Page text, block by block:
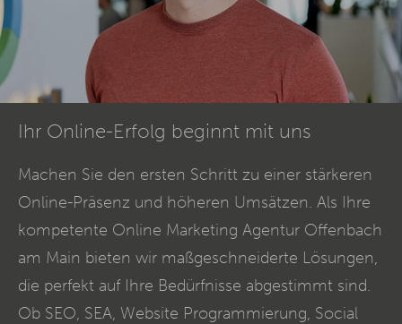
Ihr Online-Erfolg beginnt mit uns
Machen Sie den ersten Schritt zu einer stärkeren
Online-Präsenz und höheren Umsätzen. Als Ihre
kompetente Online Marketing Agentur Offenbach
am Main bieten wir maßgeschneiderte Lösungen,
die perfekt auf Ihre Bedürfnisse abgestimmt sind.
Ob SEO, SEA, Website Programmierung, Social